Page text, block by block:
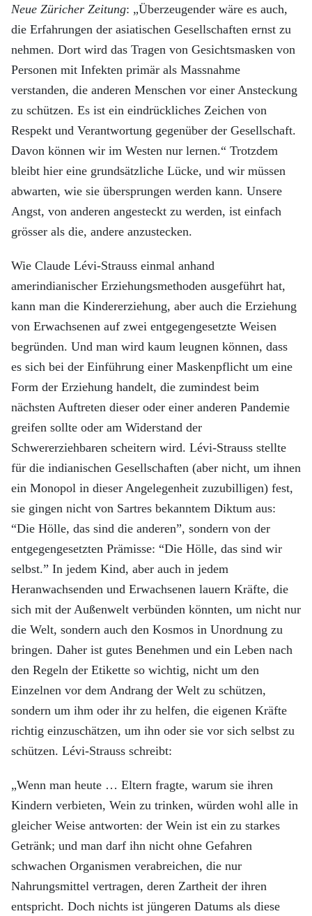
Neue Züricher Zeitung: „Überzeugender wäre es auch,
die Erfahrungen der asiatischen Gesellschaften ernst zu
nehmen. Dort wird das Tragen von Gesichtsmasken von
Personen mit Infekten primär als Massnahme
verstanden, die anderen Menschen vor einer Ansteckung
zu schützen. Es ist ein eindrückliches Zeichen von
Respekt und Verantwortung gegenüber der Gesellschaft.
Davon können wir im Westen nur lernen.“ Trotzdem
bleibt hier eine grundsätzliche Lücke, und wir müssen
abwarten, wie sie übersprungen werden kann. Unsere
Angst, von anderen angesteckt zu werden, ist einfach
grösser als die, andere anzustecken.
Wie Claude Lévi-Strauss einmal anhand
amerindianischer Erziehungsmethoden ausgeführt hat,
kann man die Kindererziehung, aber auch die Erziehung
von Erwachsenen auf zwei entgegengesetzte Weisen
begründen. Und man wird kaum leugnen können, dass
es sich bei der Einführung einer Maskenpflicht um eine
Form der Erziehung handelt, die zumindest beim
nächsten Auftreten dieser oder einer anderen Pandemie
greifen sollte oder am Widerstand der
Schwererziehbaren scheitern wird. Lévi-Strauss stellte
für die indianischen Gesellschaften (aber nicht, um ihnen
ein Monopol in dieser Angelegenheit zuzubilligen) fest,
sie gingen nicht von Sartres bekanntem Diktum aus:
“Die Hölle, das sind die anderen”, sondern von der
entgegengesetzten Prämisse: “Die Hölle, das sind wir
selbst.” In jedem Kind, aber auch in jedem
Heranwachsenden und Erwachsenen lauern Kräfte, die
sich mit der Außenwelt verbünden könnten, um nicht nur
die Welt, sondern auch den Kosmos in Unordnung zu
bringen. Daher ist gutes Benehmen und ein Leben nach
den Regeln der Etikette so wichtig, nicht um den
Einzelnen vor dem Andrang der Welt zu schützen,
sondern um ihm oder ihr zu helfen, die eigenen Kräfte
richtig einzuschätzen, um ihn oder sie vor sich selbst zu
schützen. Lévi-Strauss schreibt:
„Wenn man heute … Eltern fragte, warum sie ihren
Kindern verbieten, Wein zu trinken, würden wohl alle in
gleicher Weise antworten: der Wein ist ein zu starkes
Getränk; und man darf ihn nicht ohne Gefahren
schwachen Organismen verabreichen, die nur
Nahrungsmittel vertragen, deren Zartheit der ihren
entspricht. Doch nichts ist jüngeren Datums als diese